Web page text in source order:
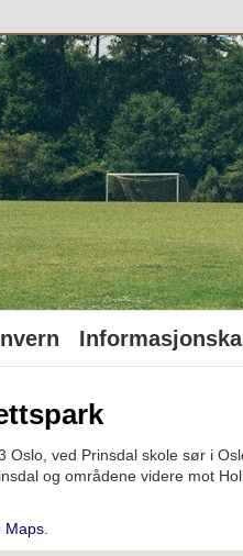
ved Prinsdal skole sør i
og områdene videre mot
Maps